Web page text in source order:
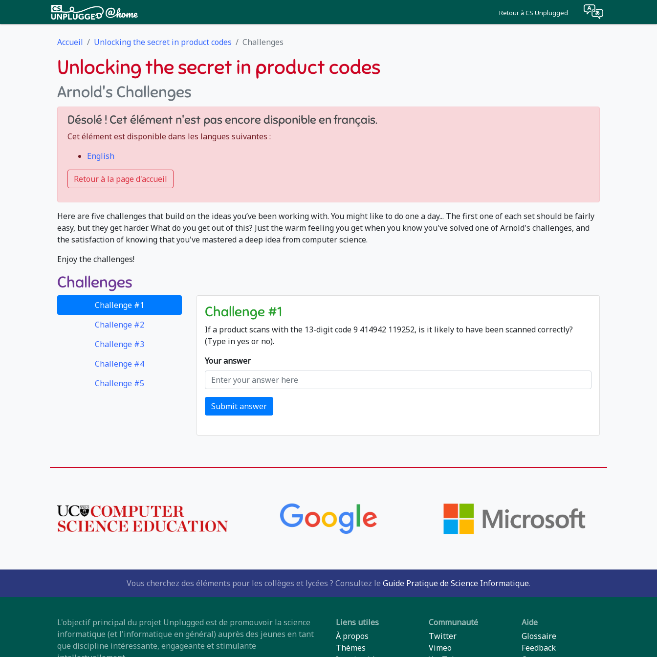
Retour à CS Unplugged
Accueil Unlocking the secret in product codes Challenges
Unlocking the secret in product codes
Arnold's Challenges
Désolé ! Cet élément n'est pas encore disponible en français.
Cet élément est disponible dans les langues suivantes :
English
Retour à la page d'accueil
Here are five challenges that build on the ideas you’ve been working with. You might like to do one a day... The first one of each set should be fairly
easy, but they get harder. What do you get out of this? Just the warm feeling you get when you know you've solved one of Arnold's challenges, and
the satisfaction of knowing that you've mastered a deep idea from computer science.
Enjoy the challenges!
Challenges
Challenge #1
Challenge #2
Challenge #3
Challenge #4
Challenge #5
Challenge #1
If a product scans with the 13-digit code 9 414942 119252, is it likely to have been scanned correctly?
(Type in yes or no).
Your answer
Submit answer
Vous cherchez des éléments pour les collèges et lycées ? Consultez le Guide Pratique de Science Informatique.
L'objectif principal du projet Unplugged est de promouvoir la science
informatique (et l'informatique en général) auprès des jeunes en tant
que discipline intéressante, engageante et stimulante
Liens utiles
À propos
Thèmes
Communauté
Twitter
Vimeo
Aide
Glossaire
Feedback